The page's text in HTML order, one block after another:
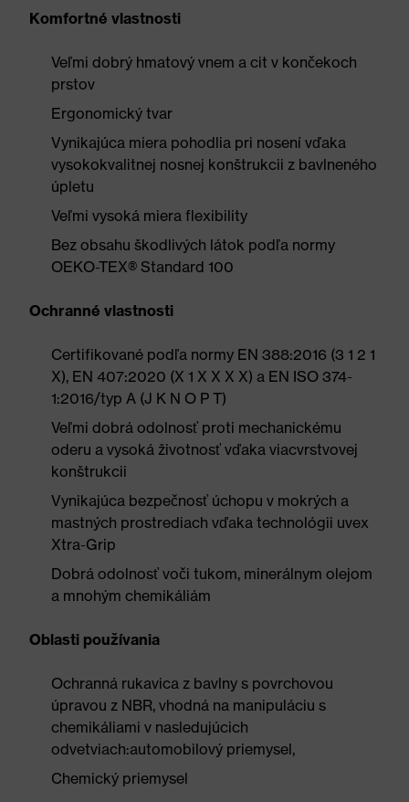
Komfortné vlastnosti
Veľmi dobrý hmatový vnem a cit v končekoch
prstov
Ergonomický tvar
Vynikajúca miera pohodlia pri nosení vďaka
vysokokvalitnej nosnej konštrukcii z bavlneného
úpletu
Veľmi vysoká miera flexibility
Bez obsahu škodlivých látok podľa normy
OEKO-TEX® Standard 100
Ochranné vlastnosti
Certifikované podľa normy EN 388:2016 (3 1 2 1
X), EN 407:2020 (X 1 X X X X) a EN ISO 374-
1:2016/typ A (J K N O P T)
Veľmi dobrá odolnosť proti mechanickému
oderu a vysoká životnosť vďaka viacvrstvovej
konštrukcii
Vynikajúca bezpečnosť úchopu v mokrých a
mastných prostrediach vďaka technológii uvex
Xtra-Grip
Dobrá odolnosť voči tukom, minerálnym olejom
a mnohým chemikáliám
Oblasti používania
Ochranná rukavica z bavlny s povrchovou
úpravou z NBR, vhodná na manipuláciu s
chemikáliami v nasledujúcich
odvetviach:automobilový priemysel,
Chemický priemysel